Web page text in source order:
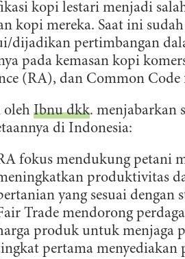
kopi lestari menjadi
kopi mereka. Saat ini
dijadikan pertimbangan
pada kemasan kopi
(RA), dan Common
oleh Ibnu dkk. menjabarkan
di Indonesia:
fokus mendukung petani
produktivitas
yang sesuai
Trade mendorong
produk untuk menjaga
pertama menyediakan